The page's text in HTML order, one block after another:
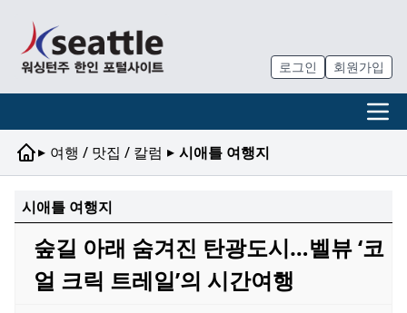
로그인 회원가입
▸ 여행 / 맛집 / 칼럼 ▸ 시애틀 여행지
시애틀 여행지
숲길 아래 숨겨진 탄광도시…벨뷰 ‘코
얼 크릭 트레일’의 시간여행